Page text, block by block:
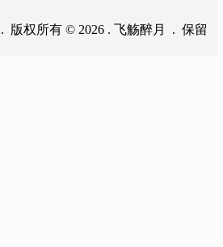
. 版权所有 © 2026 . 飞觞醉月 . 保留